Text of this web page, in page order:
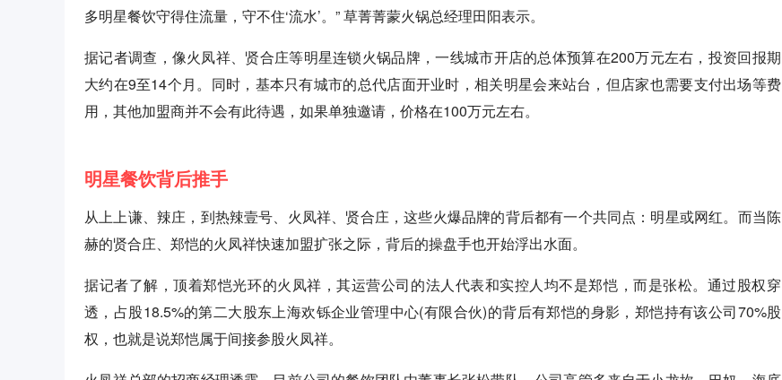
多明星餐饮守得住流量，守不住‘流水’。” 草菁菁蒙火锅总经理田阳表示。
据记者调查，像火凤祥、贤合庄等明星连锁火锅品牌，一线城市开店的总体预算在200万元左右，投资回报期
大约在9至14个月。同时，基本只有城市的总代店面开业时，相关明星会来站台，但店家也需要支付出场等费
用，其他加盟商并不会有此待遇，如果单独邀请，价格在100万元左右。
明星餐饮背后推手
从上上谦、辣庄，到热辣壹号、火凤祥、贤合庄，这些火爆品牌的背后都有一个共同点：明星或网红。而当陈
赫的贤合庄、郑恺的火凤祥快速加盟扩张之际，背后的操盘手也开始浮出水面。
据记者了解，顶着郑恺光环的火凤祥，其运营公司的法人代表和实控人均不是郑恺，而是张松。通过股权穿
透，占股18.5%的第二大股东上海欢铄企业管理中心(有限合伙)的背后有郑恺的身影，郑恺持有该公司70%股
权，也就是说郑恺属于间接参股火凤祥。